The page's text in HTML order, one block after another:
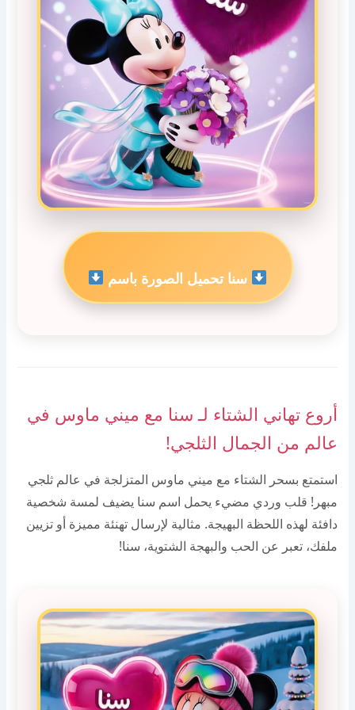
سنا تحميل الصورة باسم
أروع تهاني الشتاء لـ سنا مع ميني ماوس في
عالم من الجمال الثلجي!
استمتع بسحر الشتاء مع ميني ماوس المتزلجة في عالم ثلجي
مبهر! قلب وردي مضيء يحمل اسم سنا يضيف لمسة شخصية
دافئة لهذه اللحظة البهيجة. مثالية لإرسال تهنئة مميزة أو تزيين
ملفك، تعبر عن الحب والبهجة الشتوية، سنا!